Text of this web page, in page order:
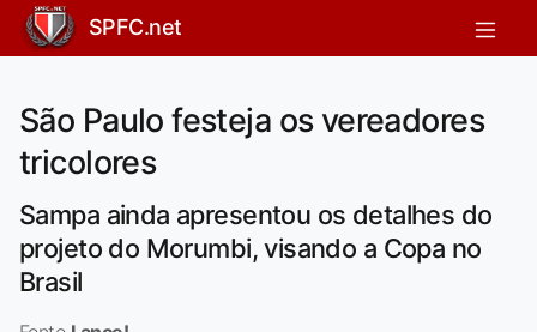
SPFC.net
São Paulo festeja os vereadores
tricolores
Sampa ainda apresentou os detalhes do
projeto do Morumbi, visando a Copa no
Brasil